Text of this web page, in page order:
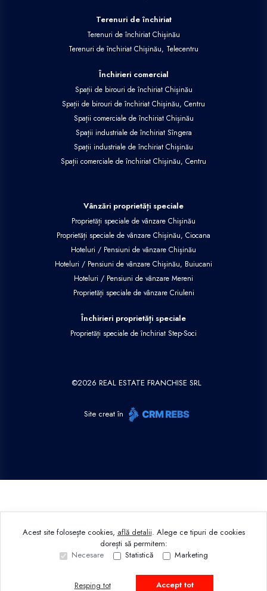
Terenuri de închiriat
Terenuri de închiriat Chișinău
Terenuri de închiriat Chișinău, Telecentru
Închirieri comercial
Spații de birouri de închiriat Chișinău
Spații de birouri de închiriat Chișinău, Centru
Spații comerciale de închiriat Chișinău
Spații industriale de închiriat Sîngera
Spații industriale de închiriat Chișinău
Spații comerciale de închiriat Chișinău, Centru
Vânzări proprietăți speciale
Proprietăți speciale de vânzare Chișinău
Proprietăți speciale de vânzare Chișinău, Ciocana
Hoteluri / Pensiuni de vânzare Chișinău
Hoteluri / Pensiuni de vânzare Chișinău, Buiucani
Hoteluri / Pensiuni de vânzare Mereni
Proprietăți speciale de vânzare Criuleni
Închirieri proprietăți speciale
Proprietăți speciale de închiriat Step-Soci
©2026 REAL ESTATE FRANCHISE SRL
Site creat în
Acest site folosește cookies, află detalii. Alege ce tipuri de cookies
dorești să permitem:
Necesare
Statistică Marketing
Resping tot Accept tot